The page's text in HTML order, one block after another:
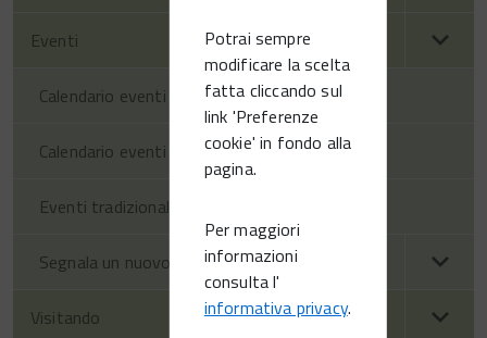
Potrai sempre
modificare la scelta
fatta cliccando sul
link 'Preferenze
cookie' in fondo alla
pagina.
Per maggiori
informazioni
consulta l'
informativa privacy.
Eventi
Calendario eventi territorio
Calendario eventi Vittorio Veneto
Eventi tradizionali
Segnala un nuovo evento
Visitando